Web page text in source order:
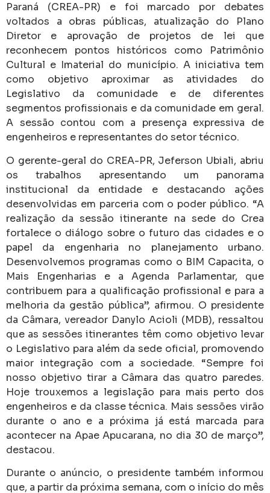
Paraná (CREA-PR) e foi marcado por debates
voltados a obras públicas, atualização do Plano
Diretor e aprovação de projetos de lei que
reconhecem pontos históricos como Patrimônio
Cultural e Imaterial do município. A iniciativa tem
como objetivo aproximar as atividades do
Legislativo da comunidade e de diferentes
segmentos profissionais e da comunidade em geral.
A sessão contou com a presença expressiva de
engenheiros e representantes do setor técnico.
O gerente-geral do CREA-PR, Jeferson Ubiali, abriu
os trabalhos apresentando um panorama
institucional da entidade e destacando ações
desenvolvidas em parceria com o poder público. “A
realização da sessão itinerante na sede do Crea
fortalece o diálogo sobre o futuro das cidades e o
papel da engenharia no planejamento urbano.
Desenvolvemos programas como o BIM Capacita, o
Mais Engenharias e a Agenda Parlamentar, que
contribuem para a qualificação profissional e para a
melhoria da gestão pública”, afirmou. O presidente
da Câmara, vereador Danylo Acioli (MDB), ressaltou
que as sessões itinerantes têm como objetivo levar
o Legislativo para além da sede oficial, promovendo
maior integração com a sociedade. “Sempre foi
nosso objetivo tirar a Câmara das quatro paredes.
Hoje trouxemos a legislação para mais perto dos
engenheiros e da classe técnica. Mais sessões virão
durante o ano e a próxima já está marcada para
acontecer na Apae Apucarana, no dia 30 de março”,
destacou.
Durante o anúncio, o presidente também informou
que, a partir da próxima semana, com o início do mês